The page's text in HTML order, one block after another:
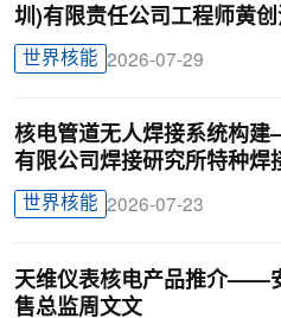
圳)有限责任公司工程师黄创
世界核能 2026-07-29
核电管道无人焊接系统构
有限公司焊接研究所特种焊
世界核能 2026-07-23
天维仪表核电产品推介——
售总监周文文